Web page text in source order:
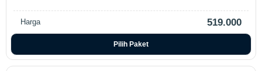
Harga 519.000
Pilih Paket